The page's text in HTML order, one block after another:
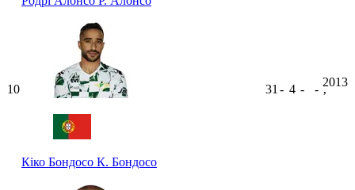
10
Кіко Бондосо К. Бондосо
31 - 4 - -
2013
ʼ